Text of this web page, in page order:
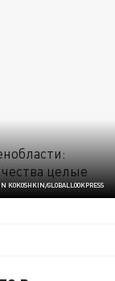
KOKOSHKIN/GLOBALLOOKPRESS